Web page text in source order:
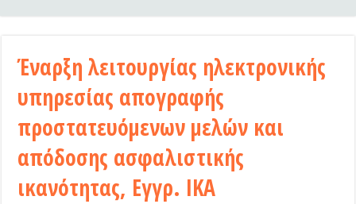
Έναρξη λειτουργίας ηλεκτρονικής
υπηρεσίας απογραφής
προστατευόμενων μελών και
απόδοσης ασφαλιστικής
ικανότητας, Εγγρ. ΙΚΑ